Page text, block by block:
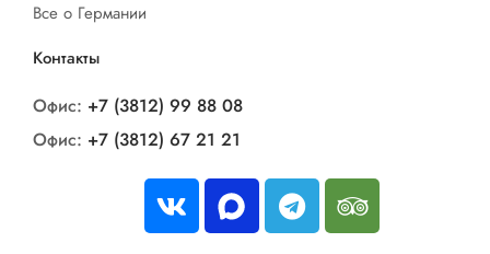
Все о Германии
Контакты
Офис: +7 (3812) 99 88 08
Офис: +7 (3812) 67 21 21